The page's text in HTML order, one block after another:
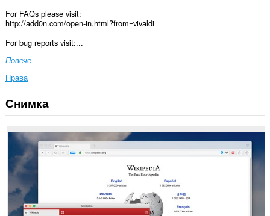
For FAQs please visit:
http://add0n.com/open-in.html?from=vivaldi
For bug reports visit:...
Повече
Права
Това
разширение
да
осъществява
достъп
данните
във
всички
сайтове.
Снимка